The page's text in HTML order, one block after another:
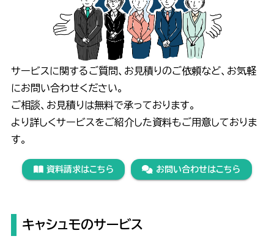
サービスに関するご質問、お見積りのご依頼など、お気軽
にお問い合わせください。
ご相談、お見積りは無料で承っております。
より詳しくサービスをご紹介した資料もご用意しておりま
す。
資料請求はこちら お問い合わせはこちら
キャシュモのサービス